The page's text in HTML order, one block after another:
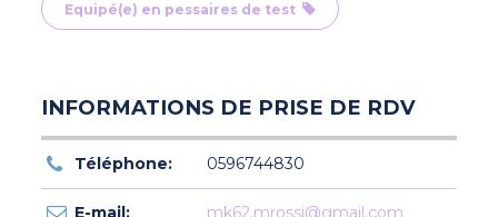
Equipé(e) en pessaires de test
INFORMATIONS DE PRISE DE RDV
Téléphone: 0596744830
E-mail: mk62.mrossi@gmail.com